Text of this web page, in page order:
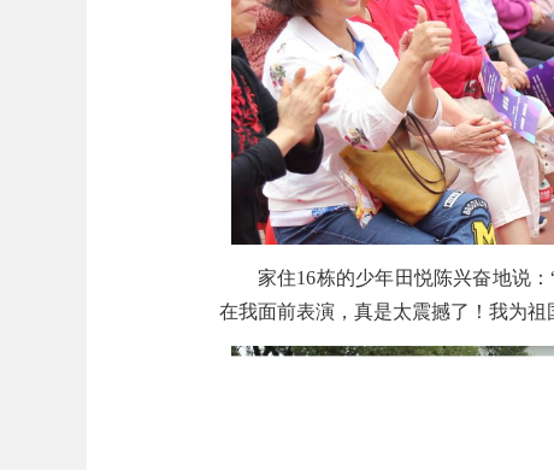
家住16栋的少年田悦陈兴奋地说
在我面前表演，真是太震撼了！我为